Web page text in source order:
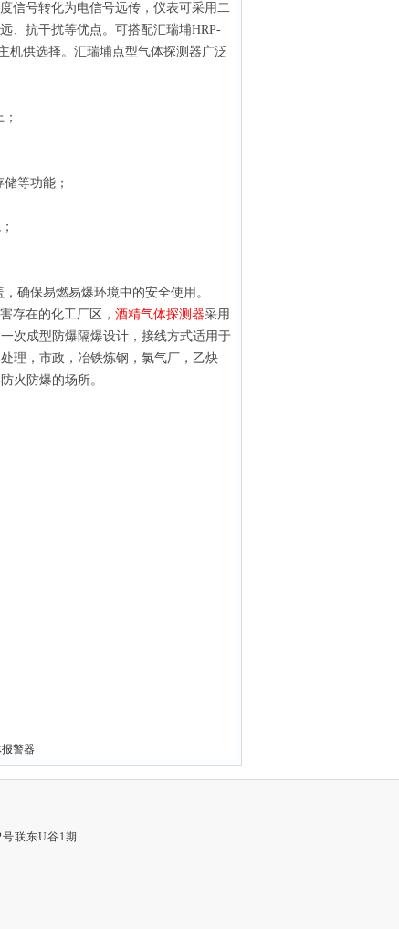
信号转化为电信号远传，仪表可采用二
、抗干扰等优点。可搭配汇瑞埔HRP-
机供选择。汇瑞埔点型气体探测器广泛
等功能；
确保易燃易爆环境中的安全使用。
存在的化工厂区， 酒精气体探测器采用
次成型防爆隔爆设计，接线方式适用于
理，市政，冶铁炼钢，氯气厂，乙炔
火防爆的场所。
报警器
联东U谷1期